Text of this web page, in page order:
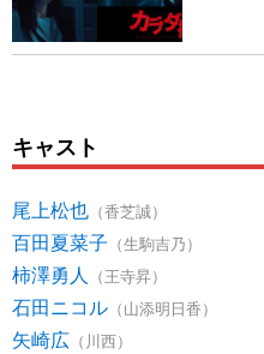
キャスト
尾上松也 （香芝誠）
百田夏菜子 （生駒吉乃）
柿澤勇人 （王寺昇）
石田ニコル （山添明日香）
矢崎広 （川西）